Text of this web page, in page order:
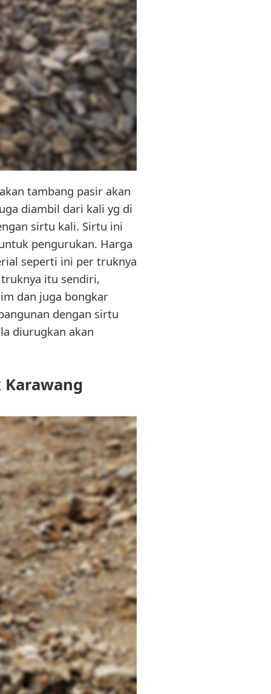
tambang pasir akan
diambil dari kali yg di
sirtu kali. Sirtu ini
pengurukan. Harga
seperti ini per truknya
itu sendiri,
dan juga bongkar
dengan sirtu
diurugkan akan